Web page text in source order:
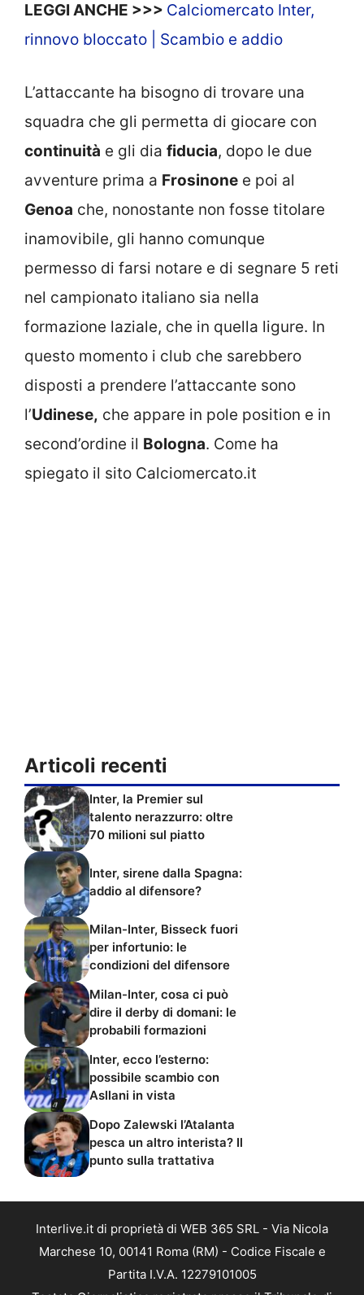
LEGGI ANCHE >>> Calciomercato Inter,
rinnovo bloccato | Scambio e addio
L’attaccante ha bisogno di trovare una
squadra che gli permetta di giocare con
continuità e gli dia fiducia, dopo le due
avventure prima a Frosinone e poi al
Genoa che, nonostante non fosse titolare
inamovibile, gli hanno comunque
permesso di farsi notare e di segnare 5 reti
nel campionato italiano sia nella
formazione laziale, che in quella ligure. In
questo momento i club che sarebbero
disposti a prendere l’attaccante sono
l’Udinese, che appare in pole position e in
second’ordine il Bologna. Come ha
spiegato il sito Calciomercato.it
Articoli recenti
Inter, la Premier sul
talento nerazzurro: oltre
70 milioni sul piatto
Inter, sirene dalla Spagna:
addio al difensore?
Milan-Inter, Bisseck fuori
per infortunio: le
condizioni del difensore
Milan-Inter, cosa ci può
dire il derby di domani: le
probabili formazioni
Inter, ecco l’esterno:
possibile scambio con
Asllani in vista
Dopo Zalewski l’Atalanta
pesca un altro interista? Il
punto sulla trattativa
Interlive.it di proprietà di WEB 365 SRL - Via Nicola
Marchese 10, 00141 Roma (RM) - Codice Fiscale e
Partita I.V.A. 12279101005